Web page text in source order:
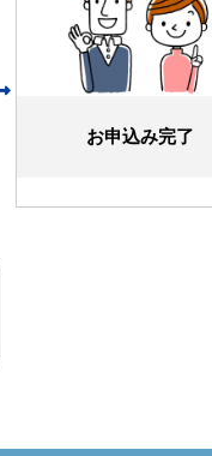
お申込み完了